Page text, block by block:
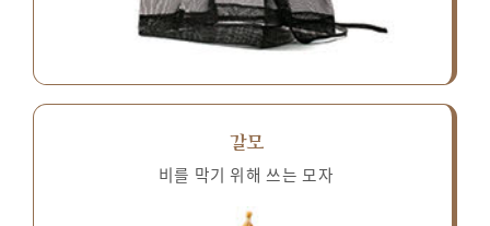
갈모
비를 막기 위해 쓰는 모자